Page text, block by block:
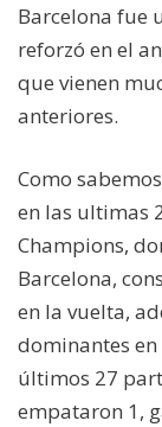
Barcelona fue
reforzó en el
que vienen
anteriores.
Como
en las ultimas
Champions,
Barcelona,
en la vuelta,
dominantes en
últimos 27
empataron 1,